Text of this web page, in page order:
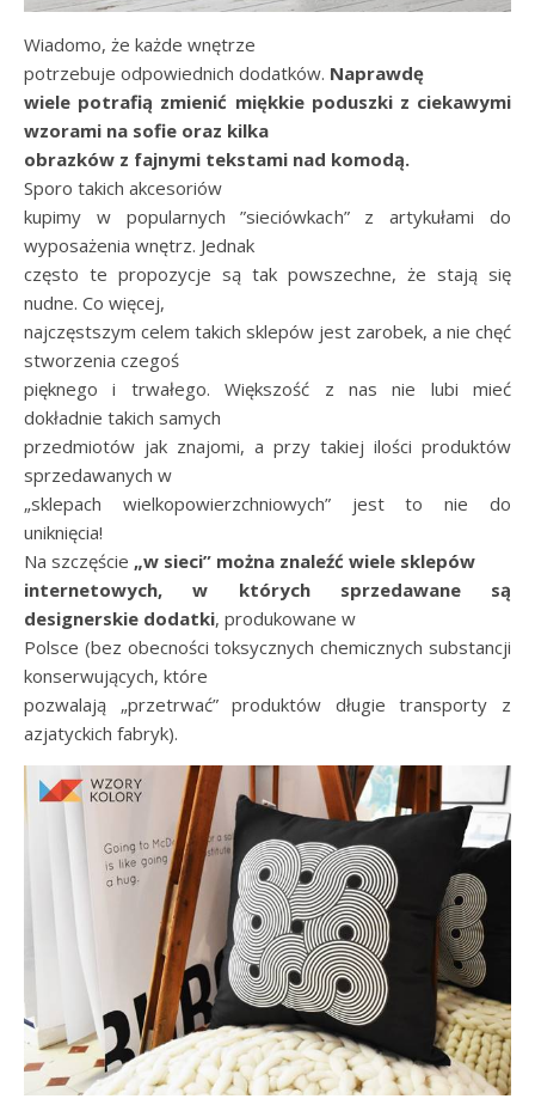
Wiadomo, że każde wnętrze
potrzebuje odpowiednich dodatków. Naprawdę
wiele potrafią zmienić miękkie poduszki z ciekawymi
wzorami na sofie oraz kilka
obrazków z fajnymi tekstami nad komodą.
Sporo takich akcesoriów
kupimy w popularnych ”sieciówkach” z artykułami do
wyposażenia wnętrz. Jednak
często te propozycje są tak powszechne, że stają się
nudne. Co więcej,
najczęstszym celem takich sklepów jest zarobek, a nie chęć
stworzenia czegoś
pięknego i trwałego. Większość z nas nie lubi mieć
dokładnie takich samych
przedmiotów jak znajomi, a przy takiej ilości produktów
sprzedawanych w
„sklepach wielkopowierzchniowych” jest to nie do
uniknięcia!
Na szczęście „w sieci” można znaleźć wiele sklepów
internetowych, w których sprzedawane są
designerskie dodatki, produkowane w
Polsce (bez obecności toksycznych chemicznych substancji
konserwujących, które
pozwalają „przetrwać” produktów długie transporty z
azjatyckich fabryk).